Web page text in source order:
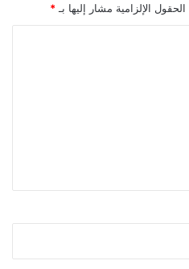
الحقول الإلزامية مشار إليها بـ *